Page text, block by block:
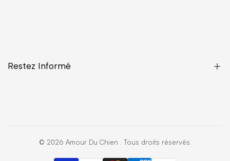
Restez Informé
© 2026 Amour Du Chien . Tous droits réservés.